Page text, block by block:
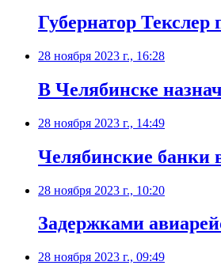
Губернатор
28 ноября 2023 г., 16:28
В Челябинске
28 ноября 2023 г., 14:49
Челябинские банки
28 ноября 2023 г., 10:20
Задержками
28 ноября 2023 г., 09:49